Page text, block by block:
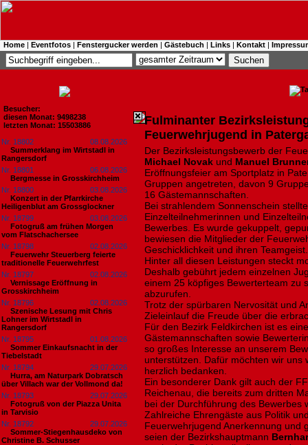
Home | Eventfotos | Fenstergucker werden | Gästebuch | Links | Kontakt |
Besucher:
diesen Monat: 9498238
letzten Monat: 15503886
Nr. 18802
08.08.2026
Summerklang im Wirtstadl in
Rangersdorf
Nr. 18801
06.08.2026
Bergmesse in Grosskirchheim
Nr. 18800
03.08.2026
Konzert in der Pfarrkirche
Heiligenblut am Grossglockner
Nr. 18799
03.08.2026
Fotogruß am frühen Morgen
vom Flatschachersee
Nr. 18798
02.08.2026
Feuerwehr Steuerberg feierte
traditionelle Feuerwehrfest
Nr. 18797
02.08.2026
Vernissage Eröffnung in
Grosskirchheim
Nr. 18796
02.08.2026
Szenische Lesung mit Chris
Lohner im Wirtstadl in
Rangersdorf
Nr. 18795
01.08.2026
Sommer Einkaufsnacht in der
Tiebelstadt
Nr. 18794
29.07.2026
Hurra, am Naturpark Dobratsch
über Villach war der Vollmond da!
Nr. 18793
29.07.2026
Fotogruß von der Piazza Unita
in Tarvisio
Nr. 18792
29.07.2026
Sommer-Stiegenhausdeko von
Christine B. Schusser
Fulminanter
Feuerwehrjugend in
Der Bezirksleistungsbewerb der
Michael Novak und Manuel
Eröffnungsfeier am Sportplatz in
Gruppen angetreten, davon 9
16 Gästemannschaften.
Bei strahlendem Sonnenschein
Einzelteilnehmerinnen und
Bewerbes. Es wurde gekuppelt,
bewiesen die Mitglieder der
Geschicklichkeit und ihren Teamgeist.
Hinter all diesen Leistungen steckt
Deshalb gebührt jedem einzelnen
einem 25 köpfiges Bewerterteam zu
abzurufen.
Trotz der spürbaren Nervosität und
Zieleinlauf die Freude über die
Für den Bezirk Feldkirchen ist es
Gästemannschaften sowie
so großes Interesse an unserem
unterstützen. Dafür möchten wir uns
herzlich bedanken.
Ein besonderer Dank gilt auch der
Reichenau, die bereits zum dritten
bei der Durchführung des Bewerbes
Zahlreiche Ehrengäste aus Politik
Feuerwehrjugend Anerkennung und
seien der Bezirkshauptmann